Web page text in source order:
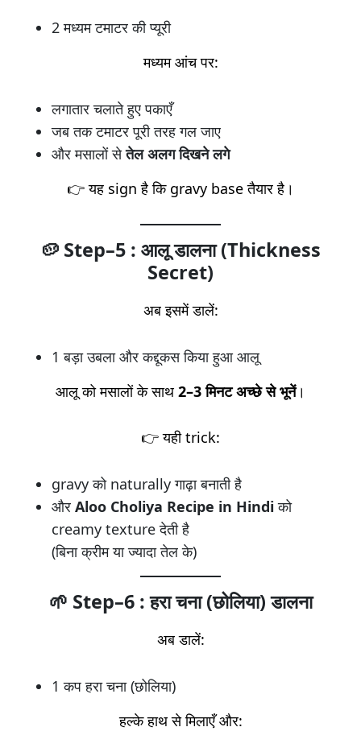
2 मध्यम टमाटर की प्यूरी
मध्यम आंच पर:
लगातार चलाते हुए पकाएँ
जब तक टमाटर पूरी तरह गल जाए
और मसालों सेतेल अलग दिखने लगे
👉 यह sign है कि gravy base तैयार है।
🥔 Step–5 : आलू डालना (Thickness
Secret)
अब इसमें डालें:
1 बड़ा उबला और कद्दूकस किया हुआ आलू
आलू को मसालों के साथ 2–3 मिनट अच्छे से भूनें।
👉 यही trick:
gravy को naturally गाढ़ा बनाती है
और Aloo Choliya Recipe in Hindiको
creamy texture देती है
(बिना क्रीम या ज्यादा तेल के)
🌱 Step–6 : हरा चना (छोलिया) डालना
अब डालें:
1 कप हरा चना (छोलिया)
हल्के हाथ से मिलाएँ और: